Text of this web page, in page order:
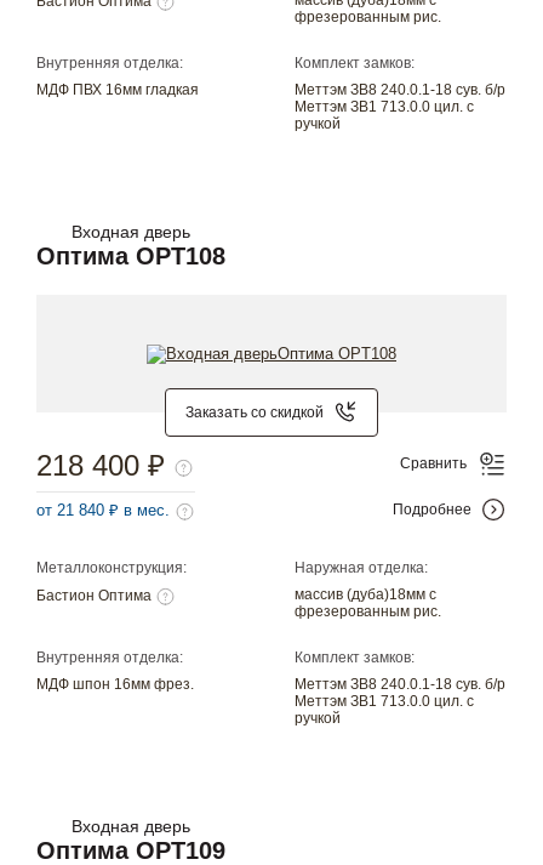
фрезерованным рис.
Внутренняя отделка:
МДФ ПВХ 16мм гладкая
Комплект замков:
Меттэм ЗВ8 240.0.1-18 сув. б/р
Меттэм ЗВ1 713.0.0 цил. с
ручкой
Входная дверь
Оптима OPT108
Заказать со скидкой
Металлоконструкция:
Бастион Оптима
Наружная отделка:
массив (дуба)18мм с
фрезерованным рис.
Внутренняя отделка:
МДФ шпон 16мм фрез.
Комплект замков:
Меттэм ЗВ8 240.0.1-18 сув. б/р
Меттэм ЗВ1 713.0.0 цил. с
ручкой
218 400 ₽
от 21 840 ₽ в мес.
Сравнить
Подробнее
Входная дверь
Оптима OPT109